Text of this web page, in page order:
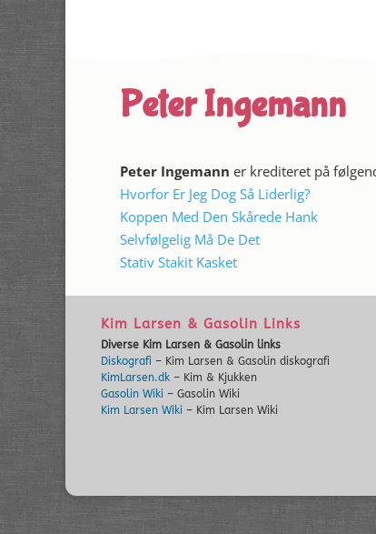
Peter Ingemann
Peter Ingemann er krediteret på
Hvorfor Er Jeg Dog Så Liderlig?
Koppen Med Den Skårede Hank
Selvfølgelig Må De Det
Stativ Stakit Kasket
Kim Larsen & Gasolin Links
Diverse Kim Larsen & Gasolin links
Diskografi – Kim Larsen & Gasolin diskografi
KimLarsen.dk – Kim & Kjukken
Gasolin Wiki – Gasolin Wiki
Kim Larsen Wiki – Kim Larsen Wiki